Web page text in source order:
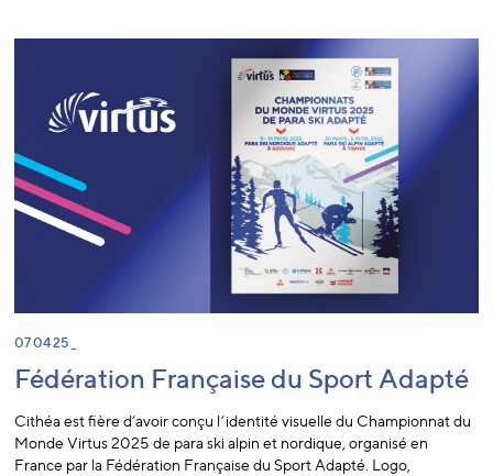
07 04 25 _
Fédération Française du Sport Adapté
Cithéa est fière d’avoir conçu l’identité visuelle du Championnat du
Monde Virtus 2025 de para ski alpin et nordique, organisé en
France par la Fédération Française du Sport Adapté. Logo,